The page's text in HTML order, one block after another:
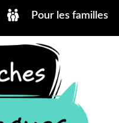
Pour les familles